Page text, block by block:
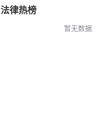
法律热榜
暂无数据